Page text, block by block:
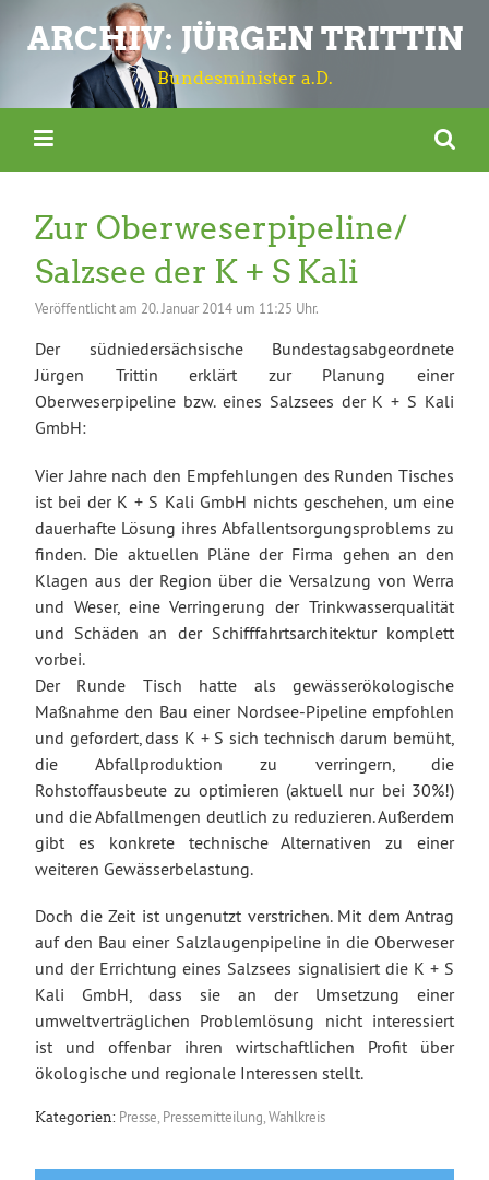
ARCHIV: JÜRGEN TRITTIN
Bundesminister a.D.
Zur Oberweserpipeline/
Salzsee der K + S Kali
Veröffentlicht am 20. Januar 2014 um 11:25 Uhr.
Der südniedersächsische Bundestagsabgeordnete
Jürgen Trittin erklärt zur Planung einer
Oberweserpipeline bzw. eines Salzsees der K + S Kali
GmbH:
Vier Jahre nach den Empfehlungen des Runden Tisches
ist bei der K + S Kali GmbH nichts geschehen, um eine
dauerhafte Lösung ihres Abfallentsorgungsproblems zu
finden. Die aktuellen Pläne der Firma gehen an den
Klagen aus der Region über die Versalzung von Werra
und Weser, eine Verringerung der Trinkwasserqualität
und Schäden an der Schifffahrtsarchitektur komplett
vorbei.
Der Runde Tisch hatte als gewässerökologische
Maßnahme den Bau einer Nordsee-Pipeline empfohlen
und gefordert, dass K + S sich technisch darum bemüht,
die Abfallproduktion zu verringern, die
Rohstoffausbeute zu optimieren (aktuell nur bei 30%!)
und die Abfallmengen deutlich zu reduzieren. Außerdem
gibt es konkrete technische Alternativen zu einer
weiteren Gewässerbelastung.
Doch die Zeit ist ungenutzt verstrichen. Mit dem Antrag
auf den Bau einer Salzlaugenpipeline in die Oberweser
und der Errichtung eines Salzsees signalisiert die K + S
Kali GmbH, dass sie an der Umsetzung einer
umweltverträglichen Problemlösung nicht interessiert
ist und offenbar ihren wirtschaftlichen Profit über
ökologische und regionale Interessen stellt.
Kategorien: Presse Pressemitteilung Wahlkreis